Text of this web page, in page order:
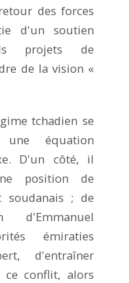
des forces
d'un soutien
projets de
de la vision «
tchadien se
équation
D'un côté, il
position de
; de
d'Emmanuel
émiraties
d'entraîner
ce conflit, alors